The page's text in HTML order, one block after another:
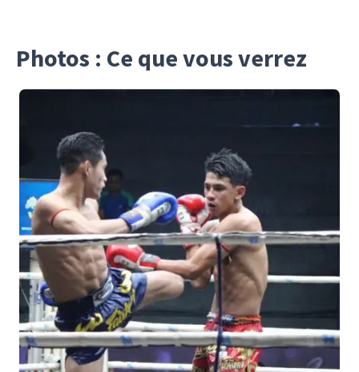
Photos : Ce que vous verrez